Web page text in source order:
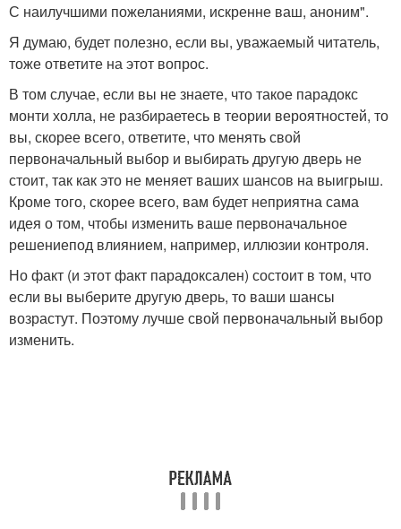
С наилучшими пожеланиями, искренне ваш, аноним".
Я думаю, будет полезно, если вы, уважаемый читатель,
тоже ответите на этот вопрос.
В том случае, если вы не знаете, что такое парадокс
монти холла, не разбираетесь в теории вероятностей, то
вы, скорее всего, ответите, что менять свой
первоначальный выбор и выбирать другую дверь не
стоит, так как это не меняет ваших шансов на выигрыш.
Кроме того, скорее всего, вам будет неприятна сама
идея о том, чтобы изменить ваше первоначальное
решениепод влиянием, например, иллюзии контроля.
Но факт (и этот факт парадоксален) состоит в том, что
если вы выберите другую дверь, то ваши шансы
возрастут. Поэтому лучше свой первоначальный выбор
изменить.